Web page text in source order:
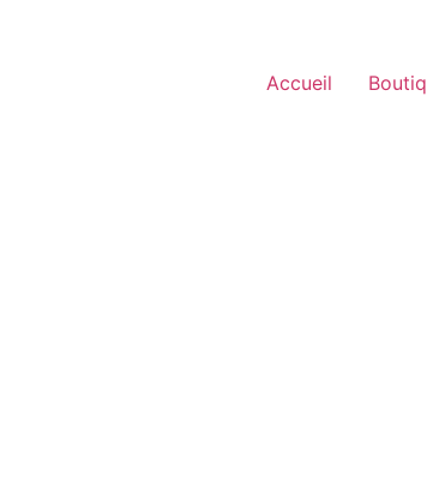
Accueil